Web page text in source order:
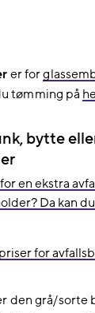
er for
tømming på
bytte
en ekstra
Da kan
for
den grå/sorte